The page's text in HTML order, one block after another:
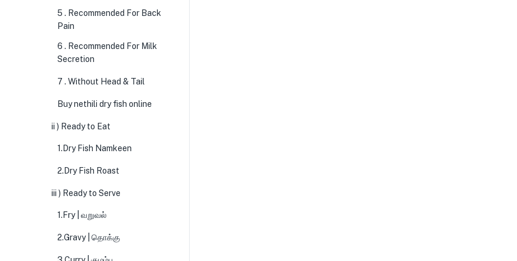
5 . Recommended For Back
Pain
6 . Recommended For Milk
Secretion
7 . Without Head & Tail
Buy nethili dry fish online
ii ) Ready to Eat
1.Dry Fish Namkeen
2.Dry Fish Roast
iii ) Ready to Serve
1.Fry | வறுவல்
2.Gravy | தொக்கு